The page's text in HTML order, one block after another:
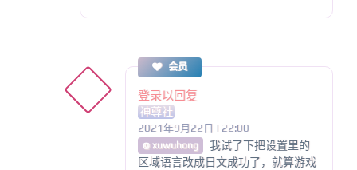
会员
登录以回复
神尊社
2021年9月22日 | 22:00
@ xuwuhong
我试了下把设置里的
区域语言改成日文成功了，就算游戏